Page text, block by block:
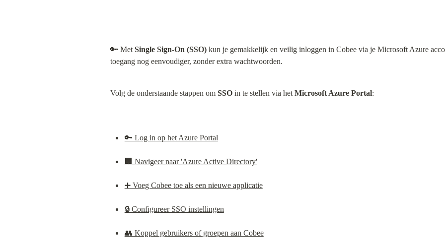
🔑 Met Single Sign-On (SSO) kun je gemakkelijk en veilig inloggen in Cobee via je Microsoft Azure
toegang nog eenvoudiger, zonder extra wachtwoorden.
Volg de onderstaande stappen om SSO in te stellen via het Microsoft Azure Portal:
🔑 Log in op het Azure Portal
🏢 Navigeer naar 'Azure Active Directory'
➕ Voeg Cobee toe als een nieuwe applicatie
🔒 Configureer SSO instellingen
👥 Koppel gebruikers of groepen aan Cobee